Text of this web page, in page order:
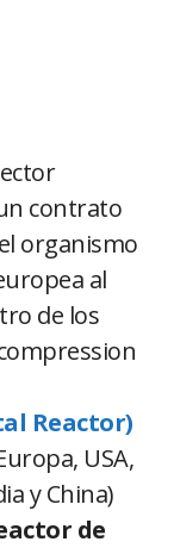
contrato
organismo
al
de los
Reactor)
USA,
y China)
de